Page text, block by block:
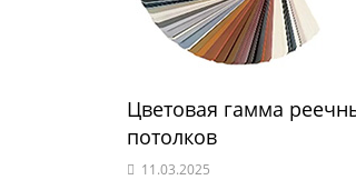
Цветовая гамма
потолков
11.03.2025